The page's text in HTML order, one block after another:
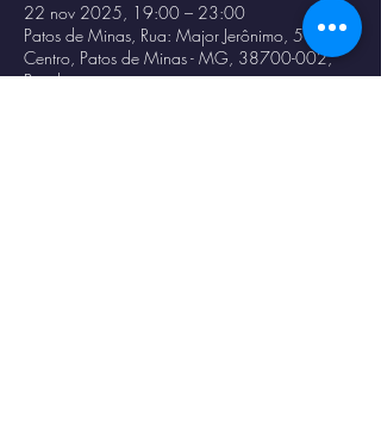
22 nov 2025, 19:00 – 23:00
Patos de Minas, Rua: Major Jerônimo, 59 -
Centro, Patos de Minas - MG, 38700-002,
Brasil